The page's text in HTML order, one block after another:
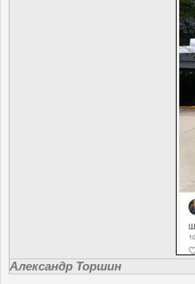
Александр Торшин